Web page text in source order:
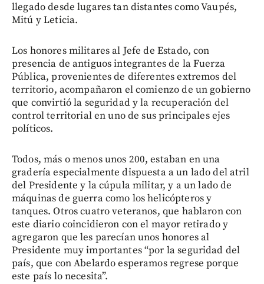
llegado desde lugares tan distantes como Vaupés,
Mitú y Leticia.
Los honores militares al Jefe de Estado, con
presencia de antiguos integrantes de la Fuerza
Pública, provenientes de diferentes extremos del
territorio, acompañaron el comienzo de un gobierno
que convirtió la seguridad y la recuperación del
control territorial en uno de sus principales ejes
políticos.
Todos, más o menos unos 200, estaban en una
gradería especialmente dispuesta a un lado del atril
del Presidente y la cúpula militar, y a un lado de
máquinas de guerra como los helicópteros y
tanques. Otros cuatro veteranos, que hablaron con
este diario coincidieron con el mayor retirado y
agregaron que les parecían unos honores al
Presidente muy importantes “por la seguridad del
país, que con Abelardo esperamos regrese porque
este país lo necesita”.